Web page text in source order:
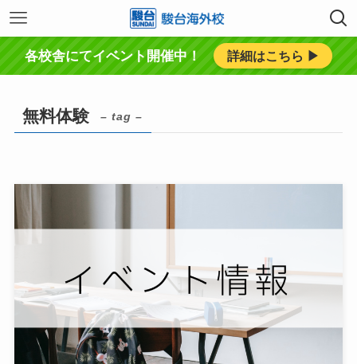
各校舎にてイベント開催中！ 詳細はこちら ▶︎
無料体験 – tag –